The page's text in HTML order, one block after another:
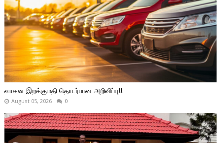
வாகன இறக்குமதி தொடர்பான அறிவிப்பு!!
August 05, 2026 0